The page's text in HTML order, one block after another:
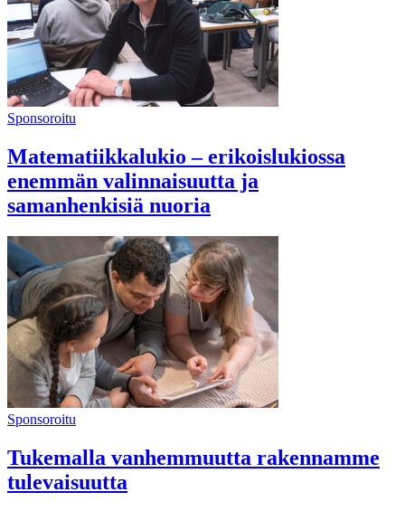
Sponsoroitu
Matematiikkalukio – erikoislukiossa
enemmän valinnaisuutta ja
samanhenkisiä nuoria
Sponsoroitu
Tukemalla vanhemmuutta rakennamme
tulevaisuutta